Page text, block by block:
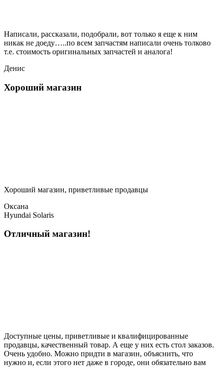
Написали, рассказали, подобрали, вот только я еще к ним
никак не доеду…..по всем запчастям написали очень толково
т.е. стоимость оригинальных запчастей и аналога!
Денис
Хороший магазин
Хороший магазин, приветливые продавцы
Оксана
Hyundai Solaris
Отличный магазин!
Доступные цены, приветливые и квалифицированные
продавцы, качественный товар. А еще у них есть стол заказов.
Очень удобно. Можно придти в магазин, объяснить, что
нужно и, если этого нет даже в городе, они обязательно вам